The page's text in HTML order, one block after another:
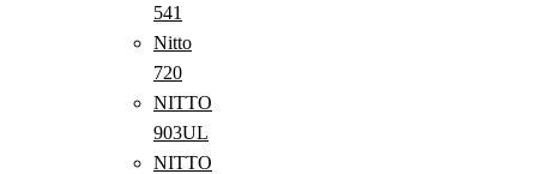
541
Nitto
720
NITTO
903UL
NITTO